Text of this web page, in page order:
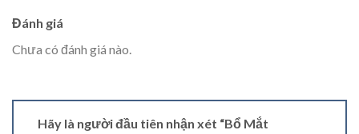
Đánh giá
Chưa có đánh giá nào.
Hãy là người đầu tiên nhận xét “Bổ Mắt